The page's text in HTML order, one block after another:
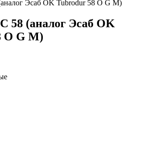
Эсаб OK Tubrodur 58 O G M)
58 (аналог Эсаб OK
O G M)